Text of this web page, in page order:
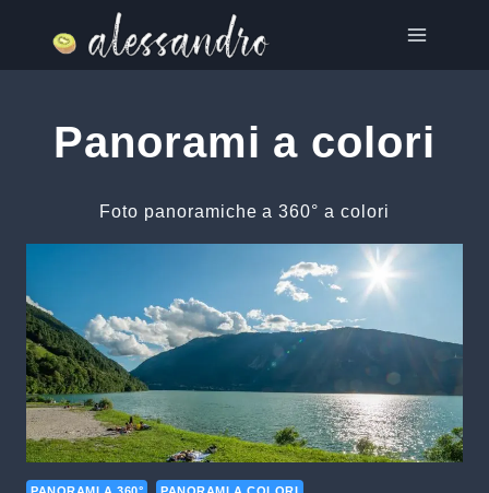
contenuto
Panorami a colori
Foto panoramiche a 360° a colori